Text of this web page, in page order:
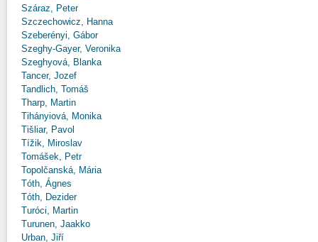
Száraz, Peter
Szczechowicz, Hanna
Szeberényi, Gábor
Szeghy-Gayer, Veronika
Szeghyová, Blanka
Tancer, Jozef
Tandlich, Tomáš
Tharp, Martin
Tihányiová, Monika
Tišliar, Pavol
Tížik, Miroslav
Tomášek, Petr
Topolčanská, Mária
Tóth, Ágnes
Tóth, Dezider
Turóci, Martin
Turunen, Jaakko
Urban, Jiří